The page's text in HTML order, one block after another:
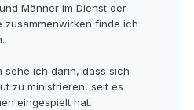
Männer im Dienst der
zusammenwirken finde ich
sehe ich darin, dass sich
zu ministrieren, seit es
eingespielt hat.